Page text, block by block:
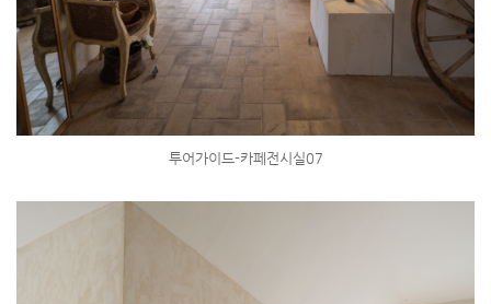
투어가이드-카페전시실07